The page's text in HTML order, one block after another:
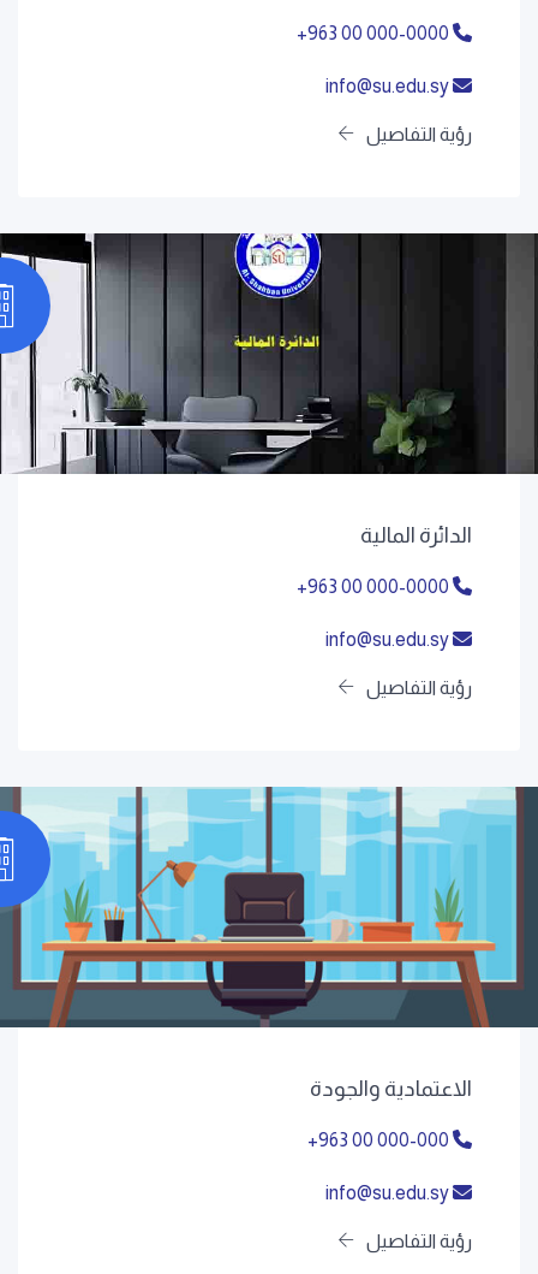
+963 00 000-0000
رؤية التفاصيل
الدائرة المالية
+963 00 000-0000
رؤية التفاصيل
الاعتمادية والجودة
+963 00 000-000
رؤية التفاصيل